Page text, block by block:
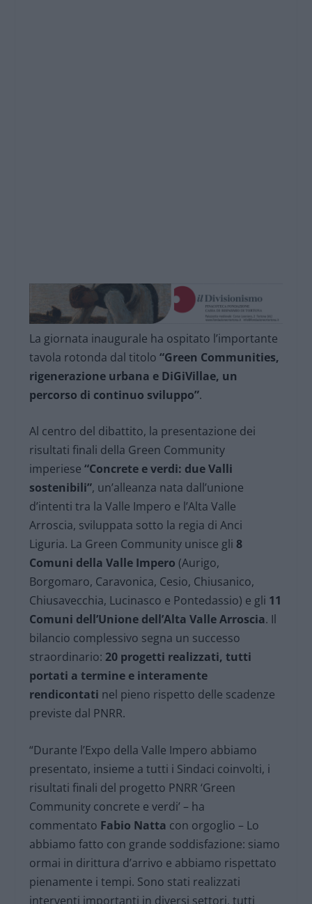
La giornata inaugurale ha ospitato l’importante
tavola rotonda dal titolo“Green Communities,
rigenerazione urbana e DiGiVillae, un
percorso di continuo sviluppo”.
Al centro del dibattito, la presentazione dei
risultati finali della Green Community
imperiese“Concrete e verdi: due Valli
sostenibili”, un’alleanza nata dall’unione
d’intenti tra la Valle Impero e l’Alta Valle
Arroscia, sviluppata sotto la regia di Anci
Liguria. La Green Community unisce gli8
Comuni della Valle Impero (Aurigo,
Borgomaro, Caravonica, Cesio, Chiusanico,
Chiusavecchia, Lucinasco e Pontedassio) e gli 11
Comuni dell’Unione dell’Alta Valle Arroscia. Il
bilancio complessivo segna un successo
straordinario: 20 progetti realizzati, tutti
portati a termine e interamente
rendicontati nel pieno rispetto delle scadenze
previste dal PNRR.
“Durante l’Expo della Valle Impero abbiamo
presentato, insieme a tutti i Sindaci coinvolti, i
risultati finali del progetto PNRR ‘Green
Community concrete e verdi’ – ha
commentato Fabio Natta con orgoglio – Lo
abbiamo fatto con grande soddisfazione: siamo
ormai in dirittura d’arrivo e abbiamo rispettato
pienamente i tempi. Sono stati realizzati
interventi importanti in diversi settori, tutti